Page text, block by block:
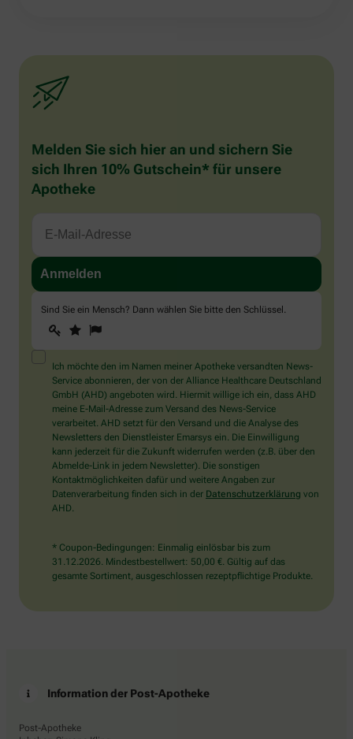
Melden Sie sich hier an und sichern Sie
sich Ihren 10% Gutschein* für unsere
Apotheke
Sind Sie ein Mensch? Dann wählen Sie bitte den Schlüssel .
Sind
Sie
ein
Mensch?
Dann
wählen
Sie
bitte
den
Schlüssel.
1 2
Ich möchte den im Namen meiner Apotheke versandten News-
Service abonnieren, der von der Alliance Healthcare Deutschland
GmbH (AHD) angeboten wird. Hiermit willige ich ein, dass AHD
meine E-Mail-Adresse zum Versand des News-Service
verarbeitet. AHD setzt für den Versand und die Analyse des
Newsletters den Dienstleister Emarsys ein. Die Einwilligung
kann jederzeit für die Zukunft widerrufen werden (z.B. über den
Abmelde-Link in jedem Newsletter). Die sonstigen
Kontaktmöglichkeiten dafür und weitere Angaben zur
Datenverarbeitung finden sich in der Datenschutzerklärung von
AHD.
* Coupon-Bedingungen: Einmalig einlösbar bis zum
31.12.2026. Mindestbestellwert: 50,00 €. Gültig auf das
gesamte Sortiment, ausgeschlossen rezeptpflichtige Produkte.
Information der Post-Apotheke
Post-Apotheke